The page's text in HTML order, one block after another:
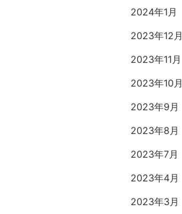
2024年1月
2023年12月
2023年11月
2023年10月
2023年9月
2023年8月
2023年7月
2023年4月
2023年3月